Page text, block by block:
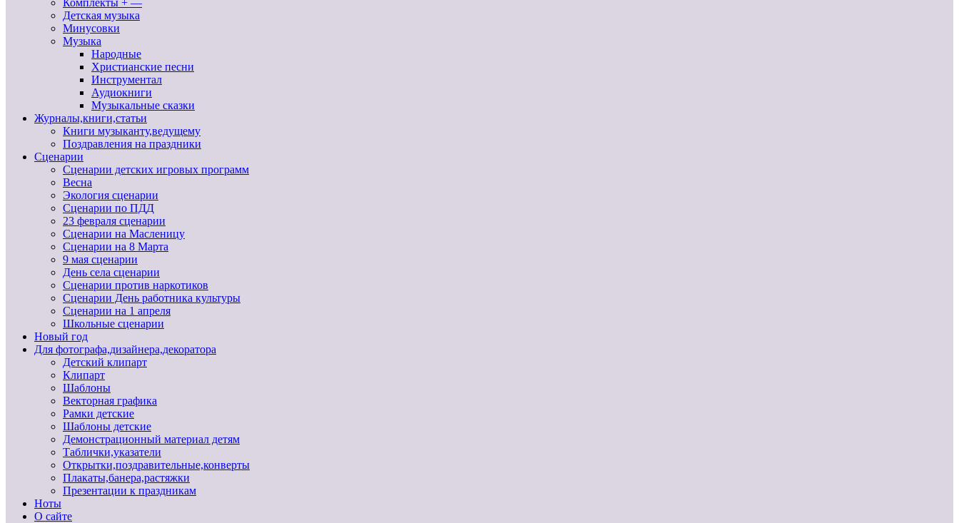
Детская музыка
Минусовки
Музыка
Народные
Христианские песни
Инструментал
Аудиокниги
Музыкальные сказки
Журналы,книги,статьи
Книги музыканту,ведущему
Поздравления на праздники
Сценарии
Сценарии детских игровых программ
Весна
Экология сценарии
Сценарии по ПДД
23 февраля сценарии
Сценарии на Масленицу
Сценарии на 8 Марта
9 мая сценарии
День села сценарии
Сценарии против наркотиков
Сценарии День работника культуры
Сценарии на 1 апреля
Школьные сценарии
Новый год
Для фотографа,дизайнера,декоратора
Детский клипарт
Клипарт
Шаблоны
Векторная графика
Рамки детские
Шаблоны детские
Демонстрационный материал детям
Таблички,указатели
Открытки,поздравительные,конверты
Плакаты,банера,растяжки
Презентации к праздникам
Ноты
О сайте